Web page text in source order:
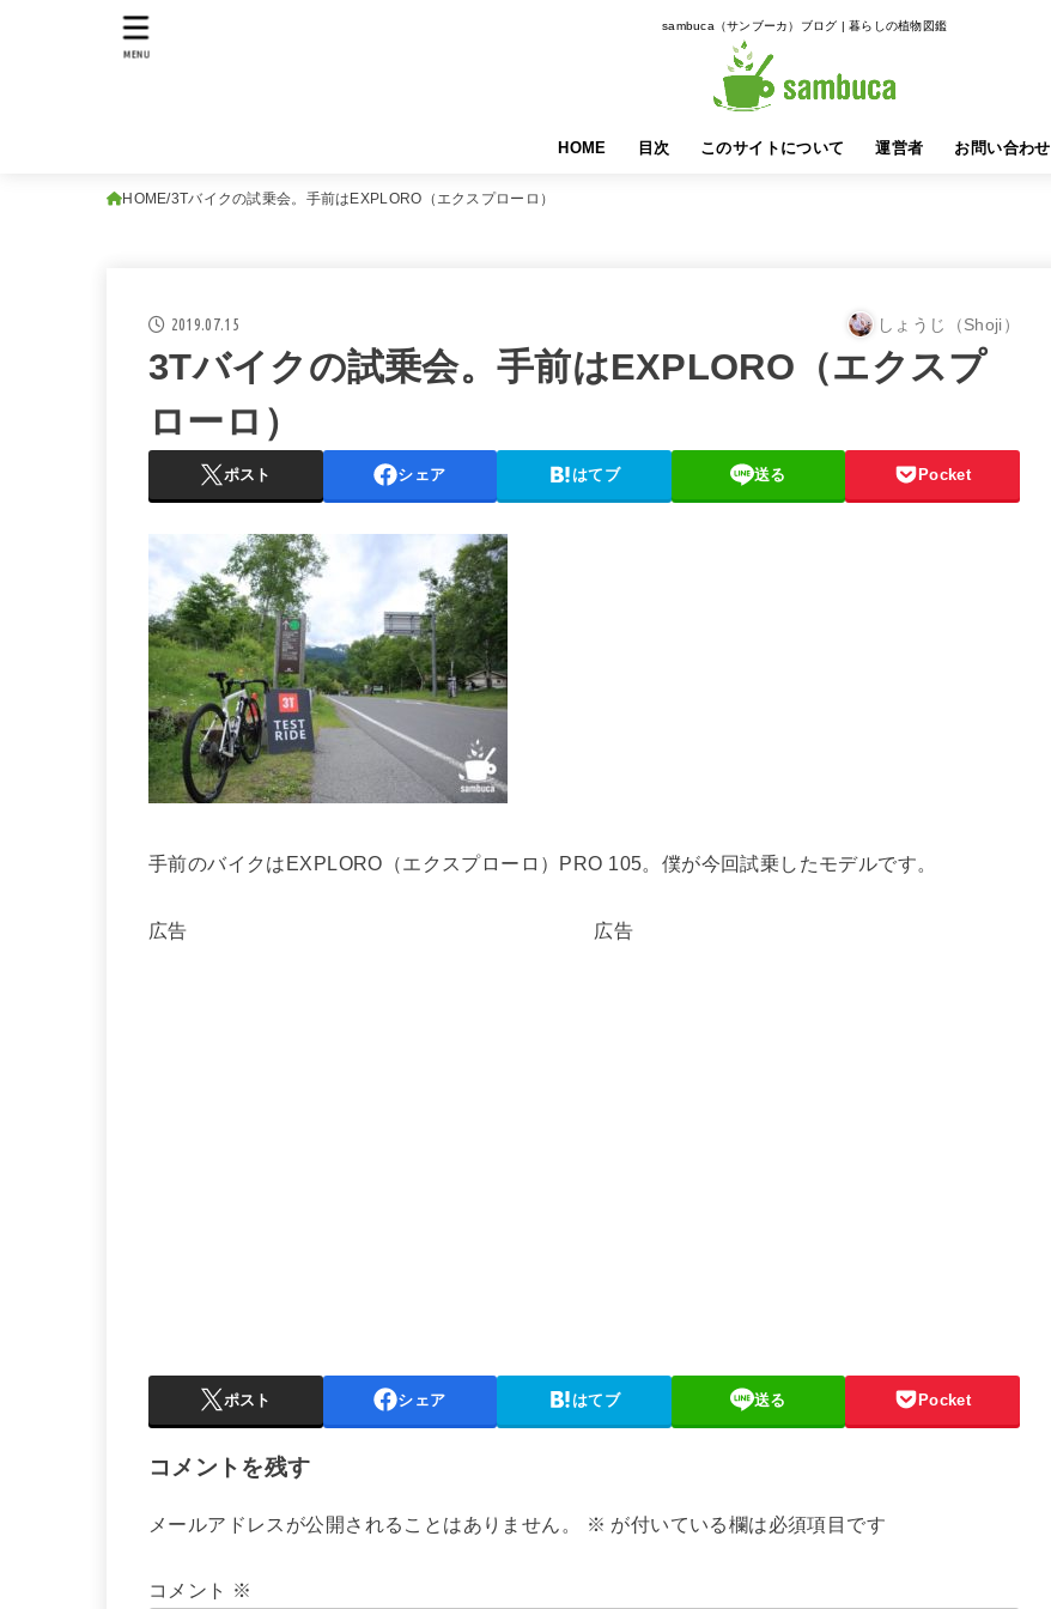
sambuca（サンブーカ）ブログ | 暮らしの植物図鑑
HOME 目次 このサイトについて 運営者 お問い合わせ
MENU
HOME 3Tバイクの試乗会。手前はEXPLORO（エクスプローロ）
2019.07.15 しょうじ（Shoji）
3Tバイクの試乗会。手前はEXPLORO（エクスプ
ローロ）
ポスト シェア はてブ 送る Pocket
手前のバイクはEXPLORO（エクスプローロ）PRO 105。僕が今回試乗したモデルです。
広告 広告
ポスト シェア はてブ 送る Pocket
コメントを残す
メールアドレスが公開されることはありません。 ※ が付いている欄は必須項目です
コメント ※